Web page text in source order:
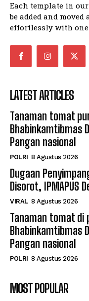
Each template in
be added and
effortlessly with
LATEST ARTICLES
Tanaman tomat
Bhabinkamtibmas
Pangan nasional
POLRI 8 Agustus 2026
Dugaan
Disorot, IPMAPUS
VIRAL 8 Agustus 2026
Tanaman tomat di
Bhabinkamtibmas
Pangan nasional
POLRI 8 Agustus 2026
MOST POPULAR